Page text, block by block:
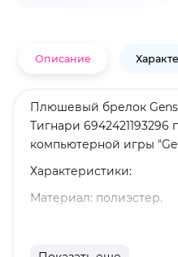
Описание
Плюшевый брелок
Тигнари 6942421193296
компьютерной игры
Характеристики:
Материал: полиэстер.
Оригинальный и